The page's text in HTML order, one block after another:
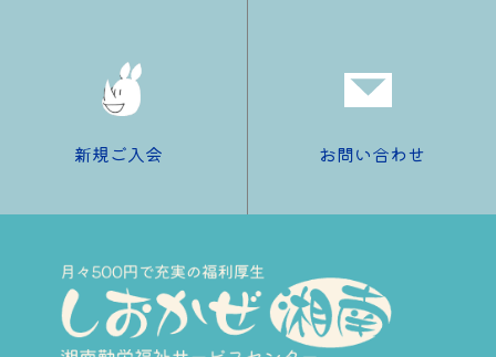
新規ご入会 お問い合わせ